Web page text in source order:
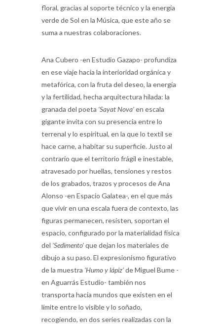
floral, gracias al soporte técnico y la energía
verde de Sol en la Música, que este año se
suma a nuestras colaboraciones.
Ana Cubero -en Estudio Gazapo- profundiza
en ese viaje hacia la interioridad orgánica y
metafórica, con la fruta del deseo, la energía
y la fertilidad, hecha arquitectura hilada: la
granada del poeta ‘Sayat Nova’en escala
gigante invita con su presencia entre lo
terrenal y lo espiritual, en la que lo textil se
hace carne, a habitar su superficie. Justo al
contrario que el territorio frágil e inestable,
atravesado por huellas, tensiones y restos
de los grabados, trazos y procesos de Ana
Alonso -en Espacio Galatea-, en el que más
que vivir en una escala fuera de contexto, las
figuras permanecen, resisten, soportan el
espacio, configurado por la materialidad física
del ‘Sedimento’que dejan los materiales de
dibujo a su paso. El expresionismo figurativo
de la muestra ‘Humo y lápiz’de Miguel Bume -
en Aguarrás Estudio- también nos
transporta hacia mundos que existen en el
límite entre lo visible y lo soñado,
recogiendo, en dos series realizadas con la